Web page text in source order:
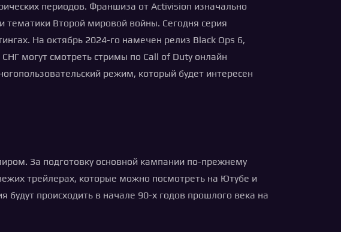
периодов. Франшиза от Activision изначально
Второй мировой войны. Сегодня серия
На октябрь 2024-го намечен релиз Black Ops 6,
могут смотреть стримы по Call of Duty онлайн
режим, который будет интересен
За подготовку основной кампании по-прежнему
трейлерах, которые можно посмотреть на Ютубе и
происходить в начале 90-х годов прошлого века на